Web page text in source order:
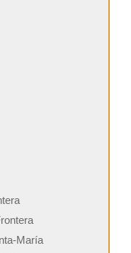
María